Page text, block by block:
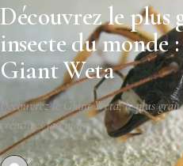
Découvrez le plus
insecte du monde
Giant Weta
Découvrez le Giant Weta, le plus
créatures fascinantes.